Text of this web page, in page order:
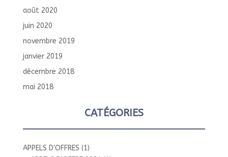
août 2020
juin 2020
novembre 2019
janvier 2019
décembre 2018
mai 2018
CATÉGORIES
APPELS D'OFFRES (1)